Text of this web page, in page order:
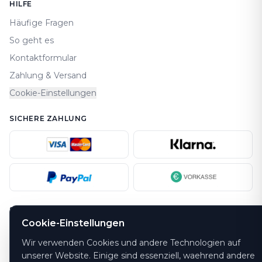
HILFE
Häufige Fragen
So geht es
Kontaktformular
Zahlung & Versand
Cookie-Einstellungen
SICHERE ZAHLUNG
SICHERHEIT
Cookie-Einstellungen
Wir verwenden Cookies und andere Technologien auf
unserer Website. Einige sind essenziell, waehrend andere